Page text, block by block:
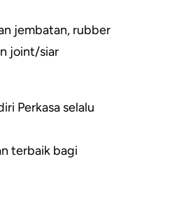
jembatan, rubber
joint/siar
Perkasa selalu
terbaik bagi